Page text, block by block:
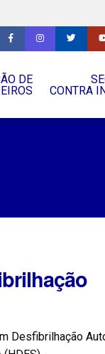
DE
CONTRA
Desfibrilhação